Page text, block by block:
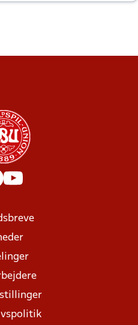
stillinger